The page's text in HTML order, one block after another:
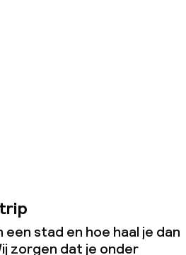
stad en hoe haal je dan
zorgen dat je onder